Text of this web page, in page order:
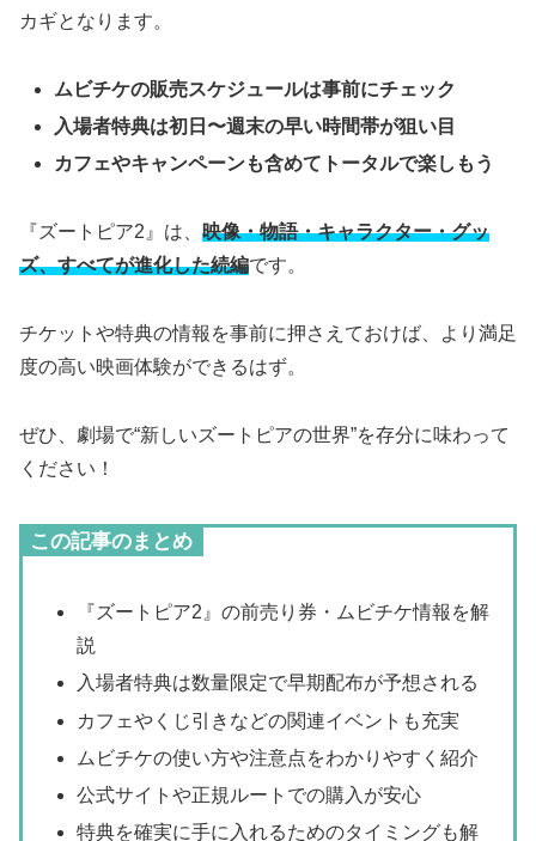
カギとなります。
ムビチケの販売スケジュールは事前にチェック
入場者特典は初日〜週末の早い時間帯が狙い目
カフェやキャンペーンも含めてトータルで楽しもう
『ズートピア2』は、 映像・物語・キャラクター・グッ
ズ、すべてが進化した続編です。
チケットや特典の情報を事前に押さえておけば、より満足
度の高い映画体験ができるはず。
ぜひ、劇場で“新しいズートピアの世界”を存分に味わって
ください！
この記事のまとめ
『ズートピア2』の前売り券・ムビチケ情報を解
説
入場者特典は数量限定で早期配布が予想される
カフェやくじ引きなどの関連イベントも充実
ムビチケの使い方や注意点をわかりやすく紹介
公式サイトや正規ルートでの購入が安心
特典を確実に手に入れるためのタイミングも解